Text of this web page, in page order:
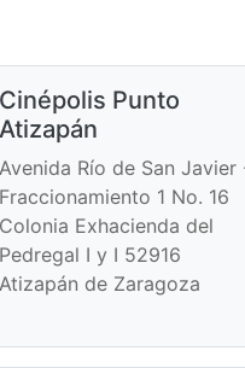
Cinépolis Punto
Atizapán
Avenida Río de San Javier
Fraccionamiento 1 No. 16
Colonia Exhacienda del
Pedregal I y I 52916
Atizapán de Zaragoza